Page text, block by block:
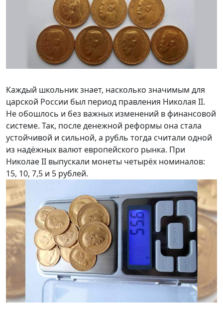
Каждый школьник знает, насколько значимым для
царской России был период правления Николая II.
Не обошлось и без важных изменений в финансовой
системе. Так, после денежной реформы она стала
устойчивой и сильной, а рубль тогда считали одной
из надёжных валют европейского рынка. При
Николае II выпускали монеты четырёх номиналов:
15, 10, 7,5 и 5 рублей.